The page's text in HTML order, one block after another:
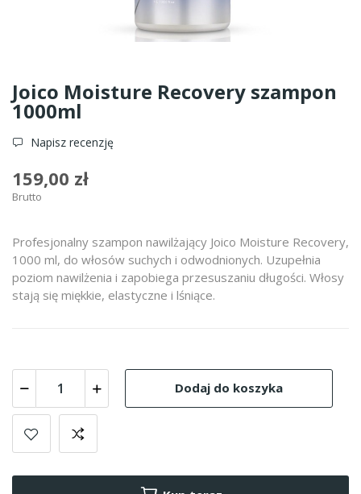
Joico Moisture Recovery szampon
1000ml
Napisz recenzję
159,00 zł
Brutto
Profesjonalny szampon nawilżający Joico Moisture Recovery,
1000 ml, do włosów suchych i odwodnionych. Uzupełnia
poziom nawilżenia i zapobiega przesuszaniu długości. Włosy
stają się miękkie, elastyczne i lśniące.
Dodaj do koszyka